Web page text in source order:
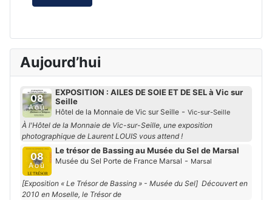
Aujourd’hui
08
Aoû
EXPOSITION : AILES DE SOIE ET DE SEL à Vic sur
Seille
Hôtel de la Monnaie de Vic sur Seille - Vic-sur-Seille
À l'Hôtel de la Monnaie de Vic-sur-Seille, une exposition
photographique de Laurent LOUIS vous attend !
08
Aoû
Le trésor de Bassing au Musée du Sel de Marsal
Musée du Sel Porte de France Marsal - Marsal
[Exposition « Le Trésor de Bassing » - Musée du Sel] Découvert en
2010 en Moselle, le Trésor de